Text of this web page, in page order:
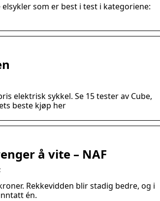
som er best i test i kategoriene:
elektrisk sykkel. Se 15 tester av Cube,
beste kjøp her
å vite – NAF
Rekkevidden blir stadig bedre, og i
én.